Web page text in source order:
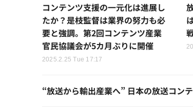
コンテンツ支援の一元化は進展し
たか？是枝監督は業界の努力も必
要と強調。第2回コンテンツ産業
官民協議会が5カ月ぶりに開催
2025.2.25 Tue 17:17
“放送から輸出産業へ” 日本の放送コン